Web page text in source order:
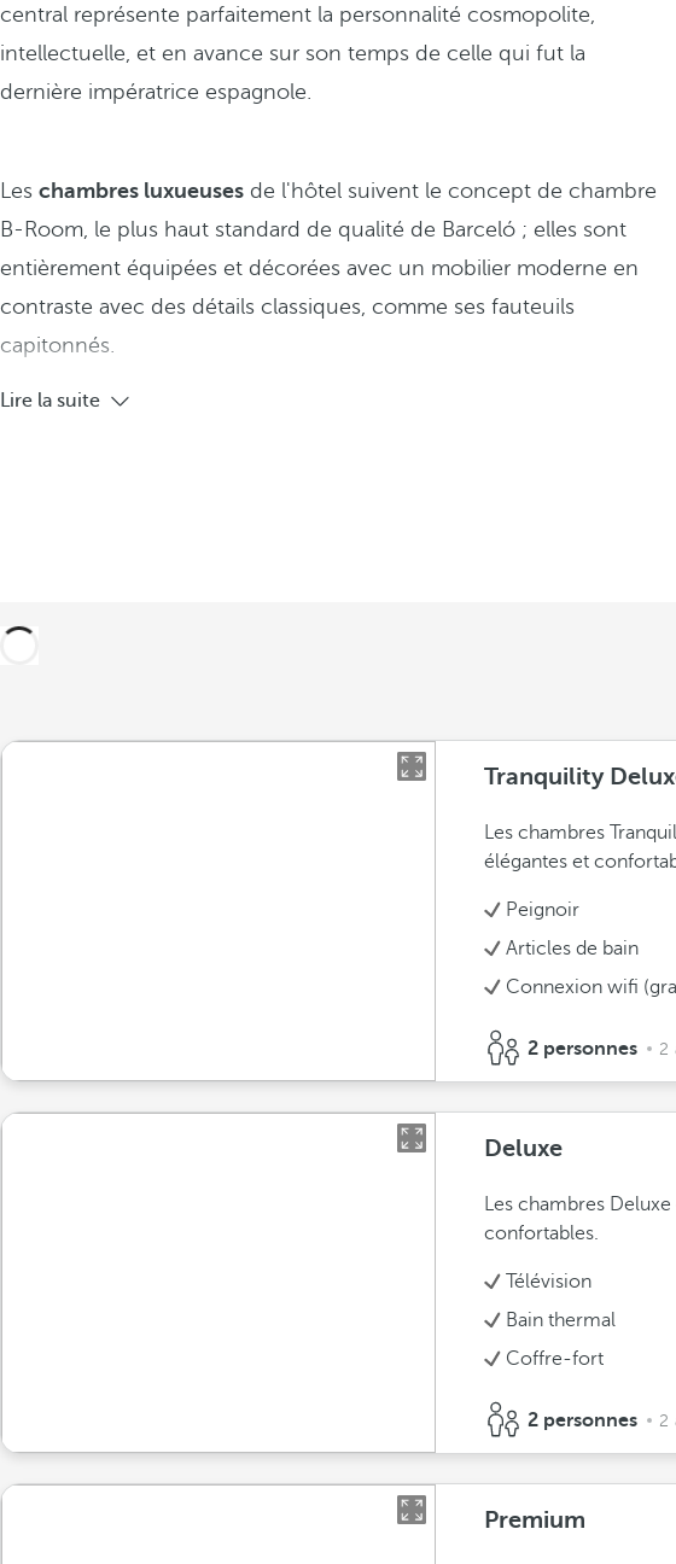
central représente parfaitement la personnalité cosmopolite,
intellectuelle, et en avance sur son temps de celle qui fut la
dernière impératrice espagnole.
Les chambres luxueuses de l'hôtel suivent le concept de chambre
B-Room, le plus haut standard de qualité de Barceló ; elles sont
entièrement équipées et décorées avec un mobilier moderne en
contraste avec des détails classiques, comme ses fauteuils
capitonnés.
Lire la suite
Tranquility
Les chambres
élégantes et
Peignoir
Articles de bain
Connexion wifi
2 personnes 2
Deluxe
Les chambres
confortables.
Télévision
Bain thermal
Coffre-fort
2 personnes 2
Premium